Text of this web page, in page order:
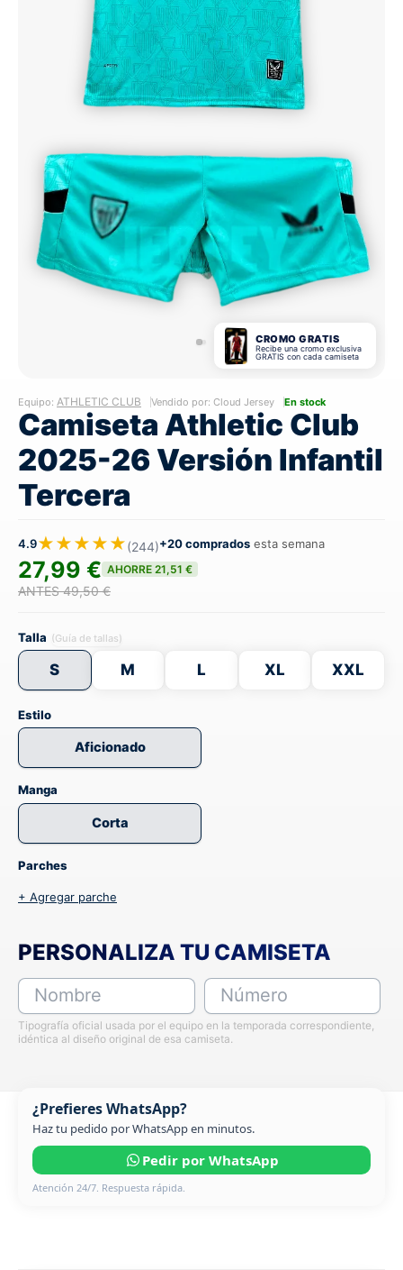
CROMO GRATIS
Recibe una cromo exclusiva
GRATIS con cada camiseta
Equipo: ATHLETIC CLUB Vendido por: Cloud Jersey En stock
Camiseta Athletic Club
2025-26 Versión Infantil
Tercera
4.9★★★★★(244)+20 comprados esta semana
27,99 € AHORRE 21,51 €
ANTES 49,50 €
Talla (Guía de tallas)
S M L XL XXL
Estilo
Aficionado
Manga
Corta
Parches
+ Agregar parche
PERSONALIZA TU CAMISETA
Nombre Número
Tipografía oficial usada por el equipo en la temporada correspondiente,
idéntica al diseño original de esa camiseta.
¿Prefieres WhatsApp?
Haz tu pedido por WhatsApp en minutos.
Pedir por WhatsApp
Atención 24/7. Respuesta rápida.